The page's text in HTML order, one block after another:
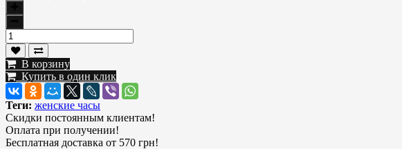
В корзину
Купить в один клик
Теги: женские часы
Скидки постоянным клиентам!
Оплата при получении!
Бесплатная доставка от 570 грн!